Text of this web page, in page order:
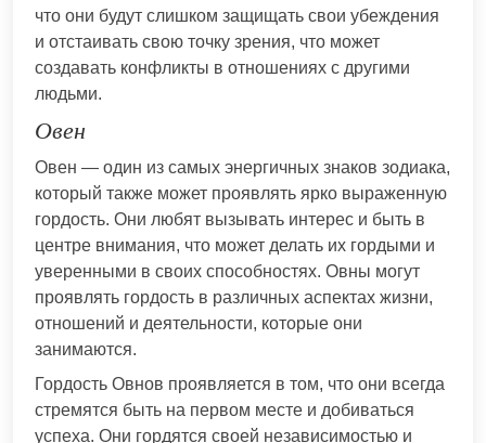
что они будут слишком защищать свои убеждения
и отстаивать свою точку зрения, что может
создавать конфликты в отношениях с другими
людьми.
Овен
Овен — один из самых энергичных знаков зодиака,
который также может проявлять ярко выраженную
гордость. Они любят вызывать интерес и быть в
центре внимания, что может делать их гордыми и
уверенными в своих способностях. Овны могут
проявлять гордость в различных аспектах жизни,
отношений и деятельности, которые они
занимаются.
Гордость Овнов проявляется в том, что они всегда
стремятся быть на первом месте и добиваться
успеха. Они гордятся своей независимостью и